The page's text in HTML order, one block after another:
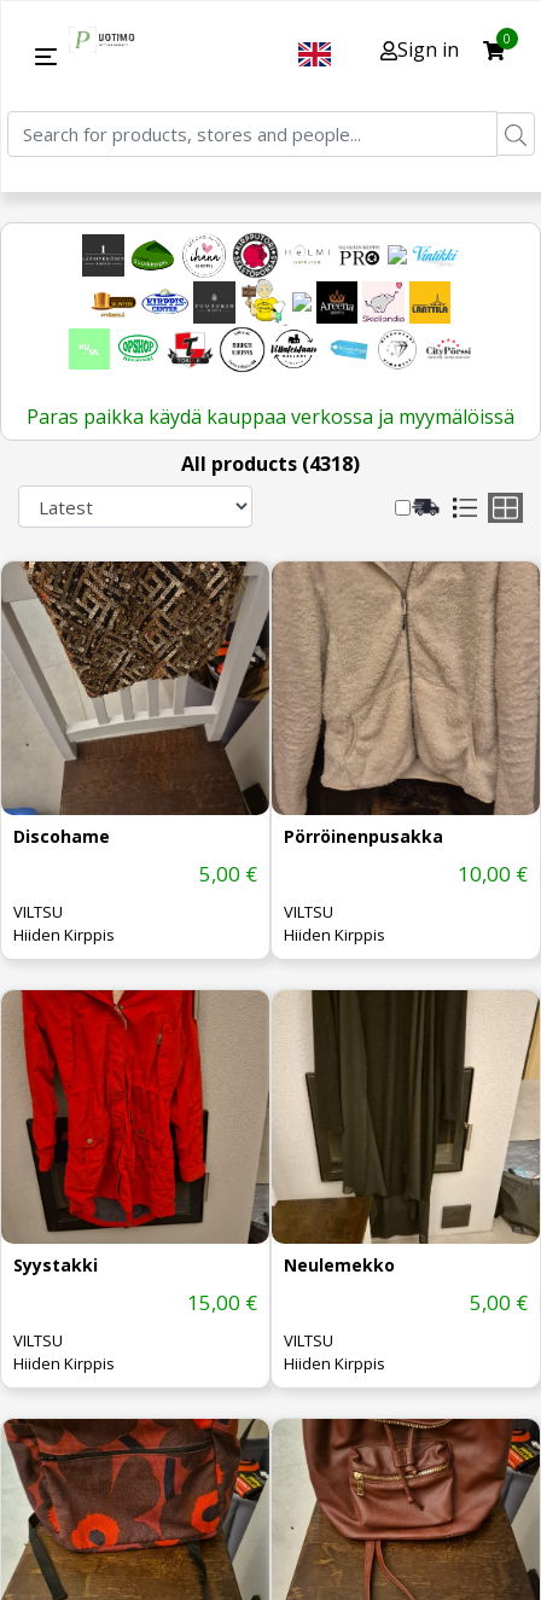
Sign in 0
Paras paikka käydä kauppaa verkossa ja myymälöissä
All products (4318)
Discohame
5,00 €
VILTSU
Hiiden Kirppis
Pörröinenpusakka
10,00 €
VILTSU
Hiiden Kirppis
Syystakki
15,00 €
VILTSU
Hiiden Kirppis
Neulemekko
5,00 €
VILTSU
Hiiden Kirppis